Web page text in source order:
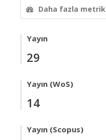
Daha fazla metrik
Yayın
29
Yayın (WoS)
14
Yayın (Scopus)